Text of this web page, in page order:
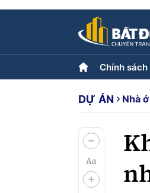
Chính sách
Chính sách
Góp ý phản
DỰ ÁN Nhà